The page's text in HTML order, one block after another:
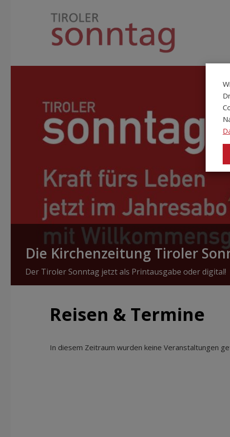
Die Kirchenzeitung Tiroler
Der Tiroler Sonntag jetzt als Printausgabe oder digital!
Reisen & Termine
In diesem Zeitraum wurden keine Veranstaltungen